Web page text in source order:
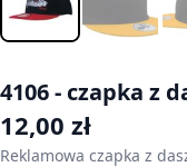
4106 - czapka z
12,00 zł
Reklamowa czapka z